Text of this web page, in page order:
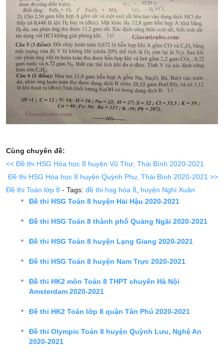
Cùng chuyên đề:
<< Đề thi HSG Hóa học 8 huyện Vũ Thư, Thái Bình 2020-2021
Đề thi HSG Hóa học 8 huyện Quỳnh Phụ, Thái Bình 2020-2021 >>
Đề thi Toán lớp 8 - Tags: đề thi hsg hóa 8
huyện Nghi Xuân
Đề thi HSG Toán 8 huyện Hải Hậu 2020-2021
Đề thi HSG Toán 8 thành phố Quảng Ngãi 2020-2021
Đề thi HSG Toán 8 huyện Lạng Giang 2020-2021
Đề thi HSG Toán 8 huyện Nam Trực 2020-2021
Đề thi HK2 môn Toán 8 THPT chuyên Hà Nội
Amsterdam 2020-2021
Đề thi HK2 Toán lớp 8 quận Tân Phú 2020-2021
Đề thi Olympic Toán 8 huyện Quỳnh Lưu, Nghệ An
2020-2021